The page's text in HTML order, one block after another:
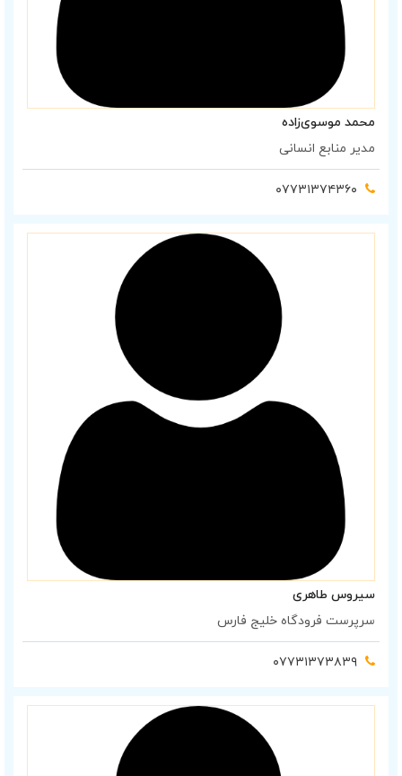
محمد موسوی‌زاده
مدیر منابع انسانی
۰۷۷۳۱۳۷۴۳۶۰
سیروس طاهری
سرپرست فرودگاه خلیج فارس
۰۷۷۳۱۳۷۳۸۳۹